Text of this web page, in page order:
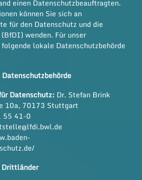
einen Datenschutzbeauftragten.
können Sie sich an
für den Datenschutz und die
wenden. Für unser
lokale Datenschutzbehörde
Datenschutz: Dr. Stefan Brink
10a, 70173 Stuttgart
55 41-0
Drittländer